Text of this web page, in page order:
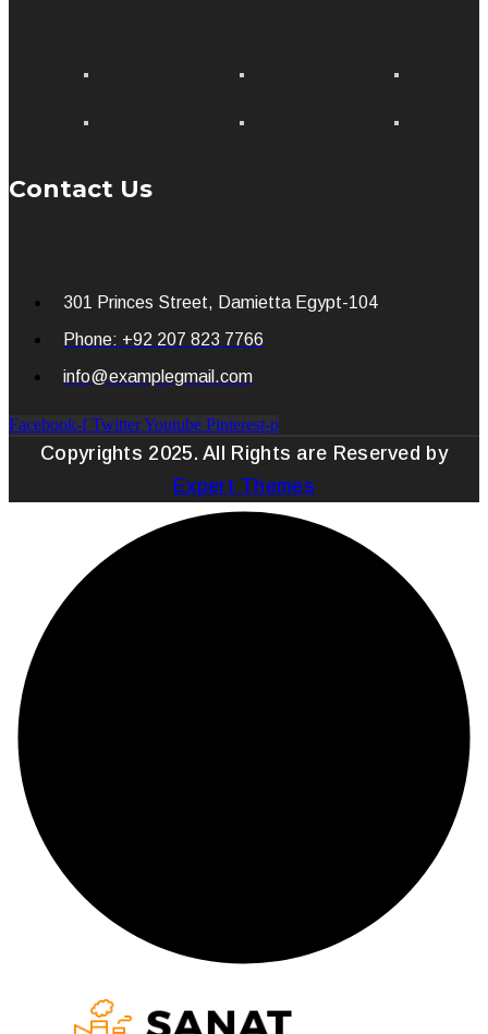
Contact Us
301 Princes Street, Damietta Egypt-104
Phone: +92 207 823 7766
info@examplegmail.com
Facebook-f TwitterYoutube Pinterest-p
Copyrights 2025. All Rights are Reserved by
Expert Themes